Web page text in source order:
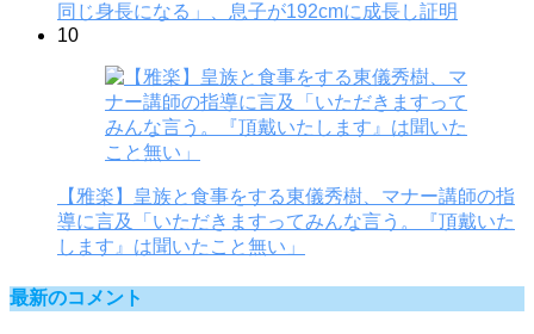
同じ身長になる」、息子が192cmに成長し証明
10
【雅楽】皇族と食事をする東儀秀樹、マナー講師の指
導に言及「いただきますってみんな言う。『頂戴いた
します』は聞いたこと無い」
最新のコメント